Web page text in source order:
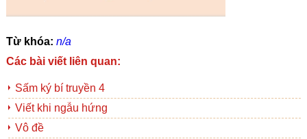
Từ khóa: n/a
Các bài viết liên quan:
Sấm ký bí truyền 4
Viết khi ngẫu hứng
Vô đề